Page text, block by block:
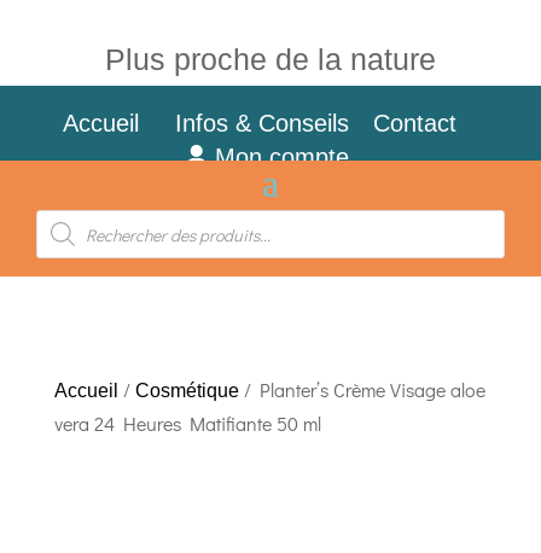
Plus proche de la nature
Accueil Infos & Conseils
Contact
Mon compte
Recherche
produits
Accueil / Cosmétique/ Planter’s Crème Visage aloe
vera 24 Heures Matifiante 50 ml